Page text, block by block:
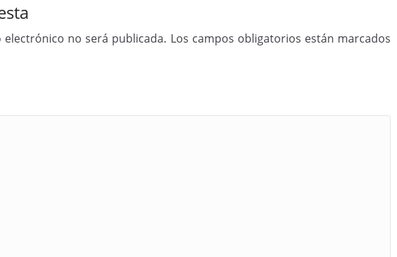
no será publicada. Los campos obligatorios están marcados